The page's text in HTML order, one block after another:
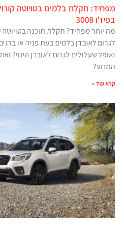
מפחיד: תקלת בלמים בטויוטה
בפיז'ו 3008
מה יותר מפחיד? תקלת תוכנה בטויוטה
לגרום לאובדן בלמים בעת פניה או
ואופל שעלולים לגרום לאובדן היגוי?
המנוע?
קרא עוד »